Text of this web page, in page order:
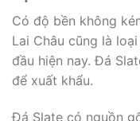
Có độ bền không
Lai Châu cũng là
đầu hiện nay. Đá
để xuất khẩu.
Đá Slate có nguồn